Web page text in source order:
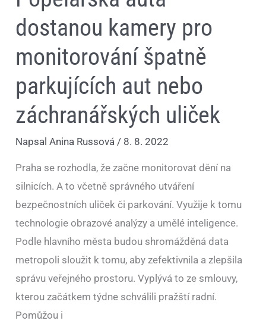
dostanou kamery pro
monitorování špatně
parkujících aut nebo
záchranářských uliček
NapsalAnina Russová/ 8. 8. 2022
Praha se rozhodla, že začne monitorovat dění na
silnicích. A to včetně správného utváření
bezpečnostních uliček či parkování. Využije k tomu
technologie obrazové analýzy a umělé inteligence.
Podle hlavního města budou shromážděná data
metropoli sloužit k tomu, aby zefektivnila a zlepšila
správu veřejného prostoru. Vyplývá to ze smlouvy,
kterou začátkem týdne schválili pražští radní.
Pomůžou i